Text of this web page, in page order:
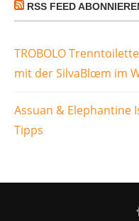
RSS FEED
TROBOLO
mit der SilvaBlœm im
Assuan & Elephantine
Tipps